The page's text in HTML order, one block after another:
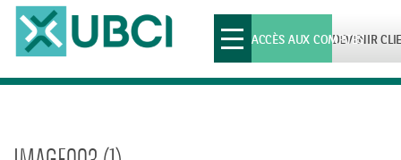
Toggle
navigationDEVENIR
ACCÈS AUX COMPTES